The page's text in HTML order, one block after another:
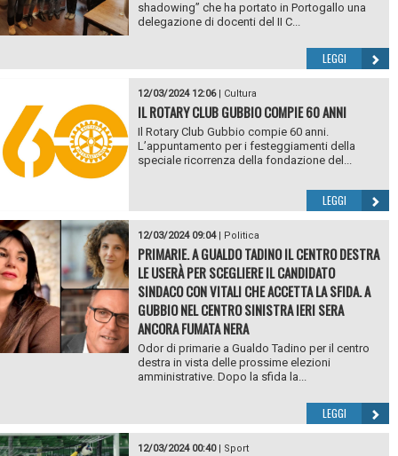
shadowing” che ha portato in Portogallo una
delegazione di docenti del II C...
LEGGI
12/03/2024 12:06| Cultura
IL ROTARY CLUB GUBBIO COMPIE 60 ANNI
Il Rotary Club Gubbio compie 60 anni.
L’appuntamento per i festeggiamenti della
speciale ricorrenza della fondazione del...
LEGGI
12/03/2024 09:04| Politica
PRIMARIE. A GUALDO TADINO IL CENTRO DESTRA
LE USERÀ PER SCEGLIERE IL CANDIDATO
SINDACO CON VITALI CHE ACCETTA LA SFIDA. A
GUBBIO NEL CENTRO SINISTRA IERI SERA
ANCORA FUMATA NERA
Odor di primarie a Gualdo Tadino per il centro
destra in vista delle prossime elezioni
amministrative. Dopo la sfida la...
LEGGI
12/03/2024 00:40| Sport